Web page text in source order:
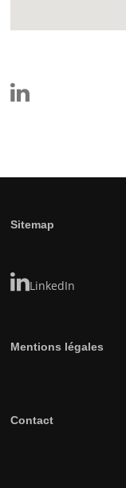
Sitemap
LinkedIn
Mentions légales
Contact